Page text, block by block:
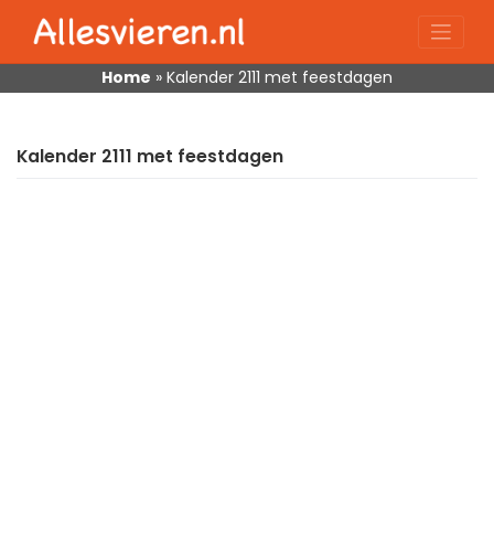
content
Home » Kalender 2111 met feestdagen
Kalender 2111 met feestdagen